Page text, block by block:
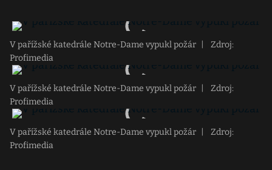
V pařížské katedrále Notre-Dame vypukl požár
Zdroj:
Profimedia
V pařížské katedrále Notre-Dame vypukl požár
Zdroj:
Profimedia
V pařížské katedrále Notre-Dame vypukl požár
Zdroj:
Profimedia